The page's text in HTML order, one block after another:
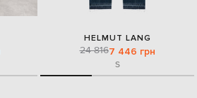
HELMUT LANG
24 8167 446 грн
S